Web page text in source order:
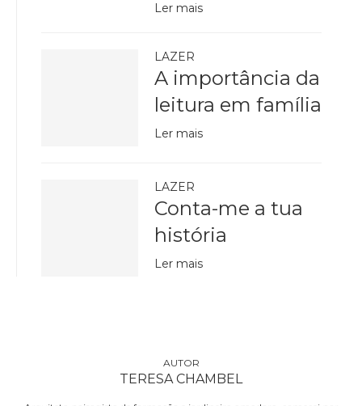
Ler mais
LAZER
A importância da
leitura em família
Ler mais
LAZER
Conta-me a tua
história
Ler mais
TERESA CHAMBEL